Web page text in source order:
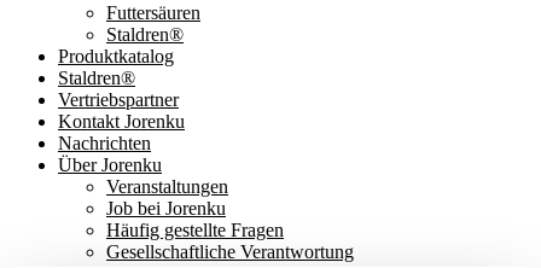
Futtersäuren
Staldren®
Produktkatalog
Staldren®
Vertriebspartner
Kontakt Jorenku
Nachrichten
Über Jorenku
Veranstaltungen
Job bei Jorenku
Häufig gestellte Fragen
Gesellschaftliche Verantwortung